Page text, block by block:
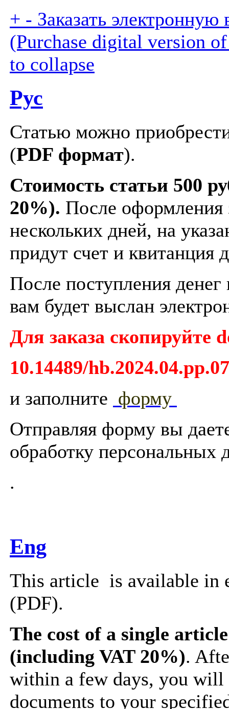
+ - Заказать электронную
(Purchase digital version
to collapse
Рус
Статью можно
(PDF формат).
Стоимость статьи 500
20%). После оформления
нескольких дней, на
придут счет и квитанция
После поступления денег
вам будет выслан
Для заказа скопируйте
10.14489/
и заполните форму
Отправляя форму вы
обработку персональных
.
Eng
This article is available in
(PDF).
The cost of a single
(including VAT 20%).
within a few days, you
documents to your